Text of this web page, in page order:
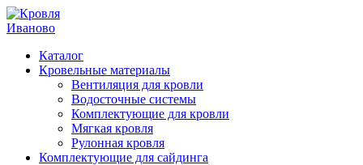
Перейти
к
Каталог
Кровельные материалы
Вентиляция для кровли
Водосточные системы
Комплектующие для кровли
Мягкая кровля
Рулонная кровля
Комплектующие для сайдинга